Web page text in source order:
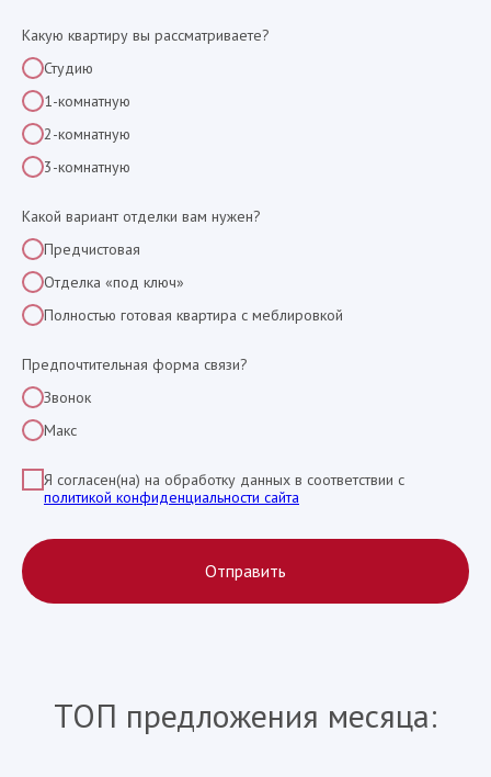
Какую квартиру вы рассматриваете?
Студию
1-комнатную
2-комнатную
3-комнатную
Какой вариант отделки вам нужен?
Предчистовая
Отделка «под ключ»
Полностью готовая квартира с меблировкой
Предпочтительная форма связи?
Звонок
Макс
Я согласен(на) на обработку данных в соответствии с
политикой конфиденциальности сайта
Отправить
ТОП предложения месяца: